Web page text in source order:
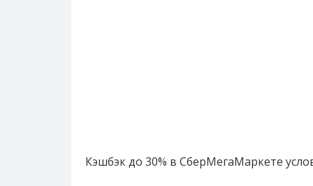
Кэшбэк до 30% в СберМегаМаркете